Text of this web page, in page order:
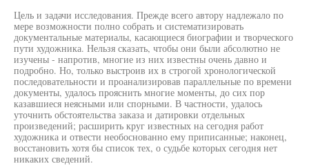
Цель и задачи исследования. Прежде всего автору надлежало по
мере возможности полно собрать и систематизировать
документальные материалы, касающиеся биографии и творческого
пути художника. Нельзя сказать, чтобы они были абсолютно не
изучены - напротив, многие из них известны очень давно и
подробно. Но, только выстроив их в строгой хронологической
последовательности и проанализировав параллельные по времени
документы, удалось прояснить многие моменты, до сих пор
казавшиеся неясными или спорными. В частности, удалось
уточнить обстоятельства заказа и датировки отдельных
произведений; расширить круг известных на сегодня работ
художника и отвести необоснованно ему приписанные; наконец,
восстановить хотя бы список тех, о судьбе которых сегодня нет
никаких сведений.